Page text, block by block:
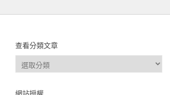
查看分類文章
查
看